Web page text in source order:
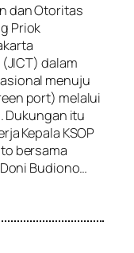
dan Otoritas
Priok
dalam
menuju
port) melalui
Dukungan itu
Kepala KSOP
bersama
Budiono…